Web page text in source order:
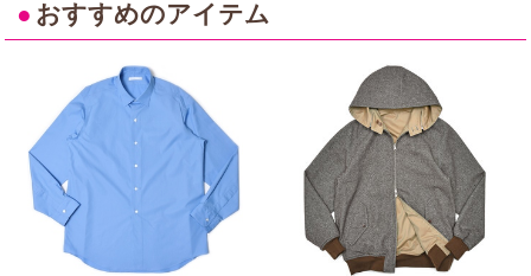
● おすすめのアイテム